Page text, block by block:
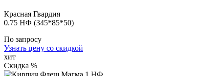
Красная Гвардия
0.75 НФ (345*85*50)
По запросу
Узнать цену со скидкой
хит
Скидка %